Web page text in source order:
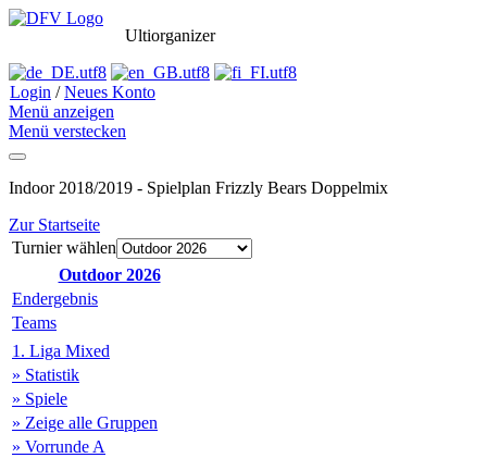
Ultiorganizer
Login /Neues Konto
Menü anzeigen
Menü verstecken
Indoor 2018/2019 - Spielplan Frizzly Bears Doppelmix
Zur Startseite
Turnier wählen
Outdoor 2026
Endergebnis
Teams
1. Liga Mixed
» Statistik
» Spiele
» Zeige alle Gruppen
» Vorrunde A